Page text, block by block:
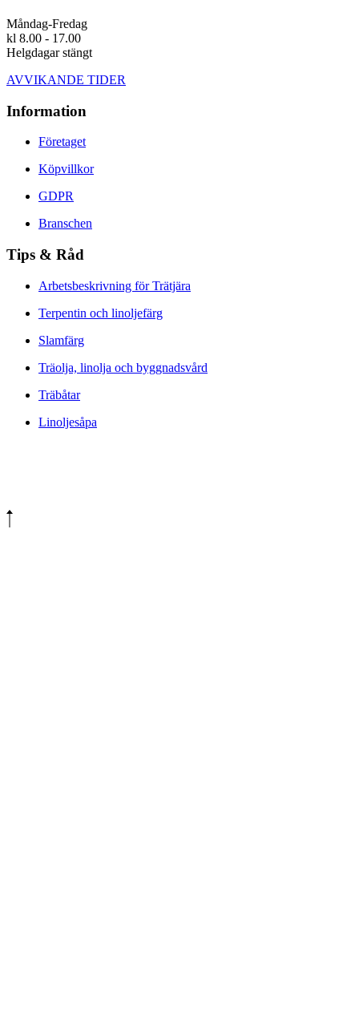
Måndag-Fredag
kl 8.00 - 17.00
Helgdagar stängt
AVVIKANDE TIDER
Information
Företaget
Köpvillkor
GDPR
Branschen
Tips & Råd
Arbetsbeskrivning för Trätjära
Terpentin och linoljefärg
Slamfärg
Träolja, linolja och byggnadsvård
Träbåtar
Linoljesåpa